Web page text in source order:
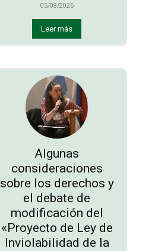
05/08/2026
Leer más
Algunas
consideraciones
sobre los derechos y
el debate de
modificación del
«Proyecto de Ley de
Inviolabilidad de la